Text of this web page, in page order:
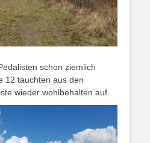
schon ziemlich
12 tauchten aus den
wieder wohlbehalten auf.